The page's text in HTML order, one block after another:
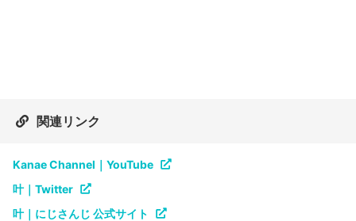
関連リンク
Kanae Channel｜YouTube
叶｜Twitter
叶｜にじさんじ 公式サイト